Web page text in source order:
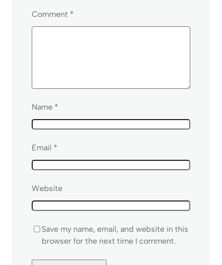
Comment *
Name *
Email *
Website
Save my name, email, and website in this
browser for the next time I comment.